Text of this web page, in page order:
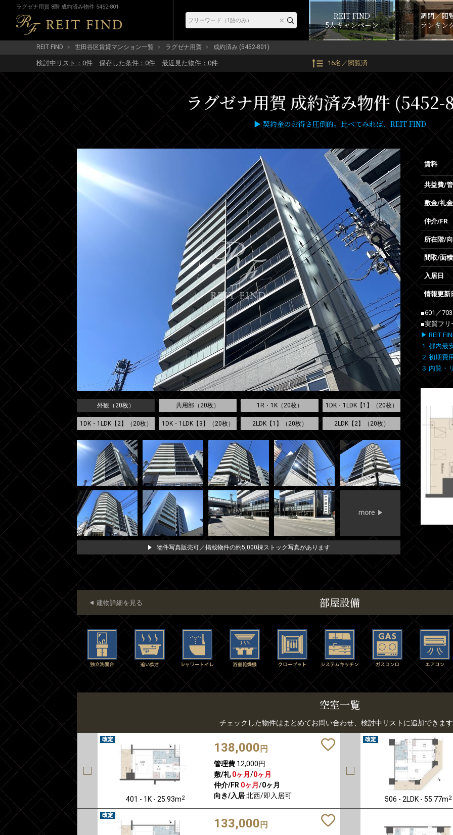
ラグゼナ用賀 8階 成約済み物件 5452-801
REIT FIND
5大キャンペーン
週間／閲
ランキン
REIT FIND 世田谷区賃貸マンション一覧 ラグゼナ用賀 成約済み (5452-801)
検討中リスト： 0件 保存した条件： 0件 最近見た物件： 0件 16名／閲覧済
ラグゼナ用賀 成約済み物件
▶ 契約金のお得さ圧倒的。比べてみれば、REIT FIND
外観（20枚） 共用部（20枚） 1R・1K（20枚） 1DK・1LDK【1】（20枚）
1DK・1LDK【2】（20枚） 1DK・1LDK【3】（20枚） 2LDK【1】（20枚） 2LDK【2】（20枚）
物件写真販売可／掲載物件の約5,000棟ストック写真があります
賃料
共益費/
敷金/礼金
仲介/FR
所在階/
間取/面積
入居日
情報更新
■601／
■実質フリ
▶ REIT
１.都内最
２.初期費
３.内覧・
部屋設備
建物詳細を見る
空室一覧
チェックした物件はまとめてお問い合わせ、検討中リストに追加できま
401 - 1K - 25.93m2
138,000 円
管理費12,000円
敷/礼 0ヶ月 /0ヶ月
仲介/FR 0ヶ月 /0ヶ月
向き/入居北西/即入居可 506 - 2LDK - 55.77m2
133,000 円